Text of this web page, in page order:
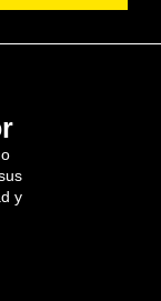
y